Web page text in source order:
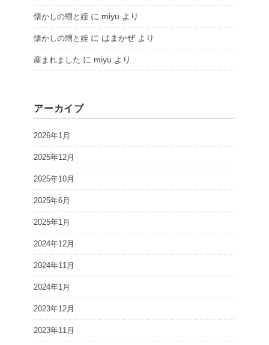
懐かしの甥と姪 に miyu より
懐かしの甥と姪 に はまかぜより
産まれました に miyu より
アーカイブ
2026年1月
2025年12月
2025年10月
2025年6月
2025年1月
2024年12月
2024年11月
2024年1月
2023年12月
2023年11月